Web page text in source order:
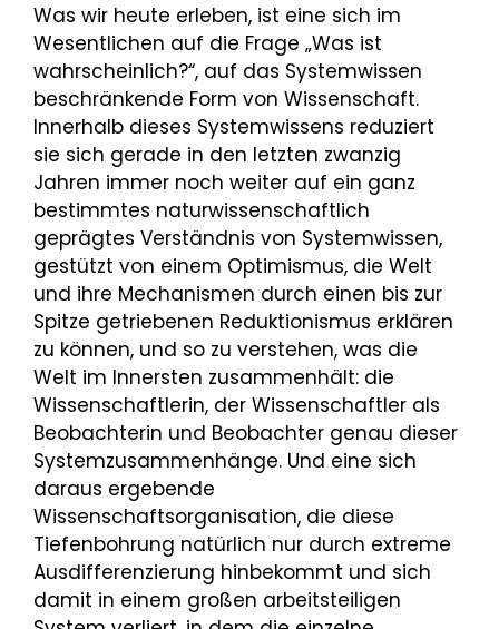
Was wir heute erleben, ist eine sich im
Wesentlichen auf die Frage „Was ist
wahrscheinlich?“, auf das Systemwissen
beschränkende Form von Wissenschaft.
Innerhalb dieses Systemwissens reduziert
sie sich gerade in den letzten zwanzig
Jahren immer noch weiter auf ein ganz
bestimmtes naturwissenschaftlich
geprägtes Verständnis von Systemwissen,
gestützt von einem Optimismus, die Welt
und ihre Mechanismen durch einen bis zur
Spitze getriebenen Reduktionismus erklären
zu können, und so zu verstehen, was die
Welt im Innersten zusammenhält: die
Wissenschaftlerin, der Wissenschaftler als
Beobachterin und Beobachter genau dieser
Systemzusammenhänge. Und eine sich
daraus ergebende
Wissenschaftsorganisation, die diese
Tiefenbohrung natürlich nur durch extreme
Ausdifferenzierung hinbekommt und sich
damit in einem großen arbeitsteiligen